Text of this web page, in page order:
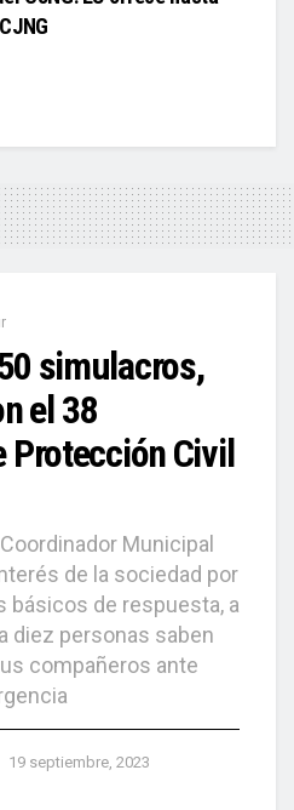
simulacros,
el 38
Civil
Municipal
de la sociedad por
de respuesta, a
diez personas saben
compañeros ante
19 septiembre, 2023